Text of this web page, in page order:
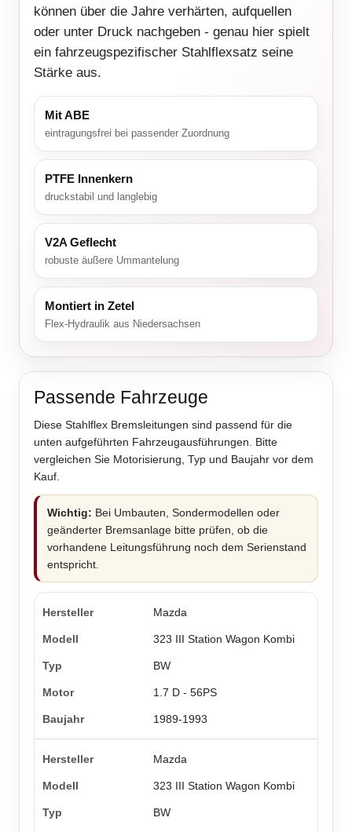
können über die Jahre verhärten, aufquellen
oder unter Druck nachgeben - genau hier spielt
ein fahrzeugspezifischer Stahlflexsatz seine
Stärke aus.
Mit ABE
eintragungsfrei bei passender Zuordnung
PTFE Innenkern
druckstabil und langlebig
V2A Geflecht
robuste äußere Ummantelung
Montiert in Zetel
Flex-Hydraulik aus Niedersachsen
Passende Fahrzeuge
Diese Stahlflex Bremsleitungen sind passend für die
unten aufgeführten Fahrzeugausführungen. Bitte
vergleichen Sie Motorisierung, Typ und Baujahr vor dem
Kauf.
Wichtig: Bei Umbauten, Sondermodellen oder
geänderter Bremsanlage bitte prüfen, ob die
vorhandene Leitungsführung noch dem Serienstand
entspricht.
Mazda
323 III Station Wagon Kombi
BW
1.7 D - 56PS
1989-1993
Mazda
323 III Station Wagon Kombi
BW